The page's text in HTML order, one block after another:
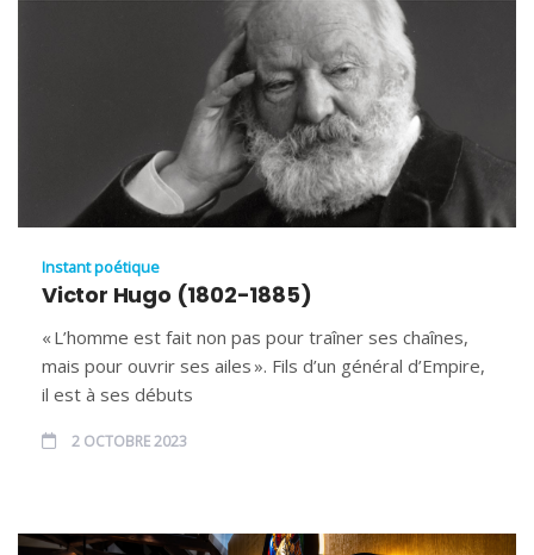
Instant poétique
Victor Hugo (1802-1885)
« L’homme est fait non pas pour traîner ses chaînes,
mais pour ouvrir ses ailes ». Fils d’un général d’Empire,
il est à ses débuts
2 OCTOBRE 2023